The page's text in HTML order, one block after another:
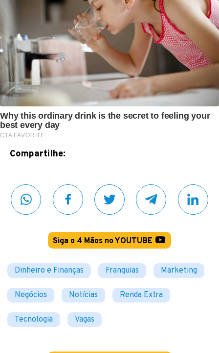
Compartilhe:
Siga o 4 Mãos no YOUTUBE
Dinheiro e Finanças Franquias Marketing
Negócios Notícias Renda Extra
Tecnologia Vagas